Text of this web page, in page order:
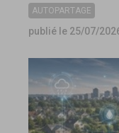
AUTOPARTAGE
publié le 25/07/